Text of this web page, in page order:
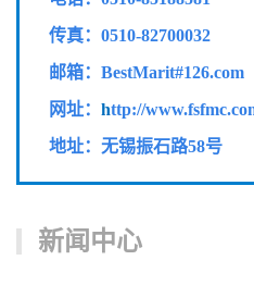
传真： 0510-82700032
邮箱：BestMarit#126.com
网址： http://
地址：无锡振石路58号
新闻中心